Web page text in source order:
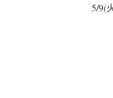
5/9(